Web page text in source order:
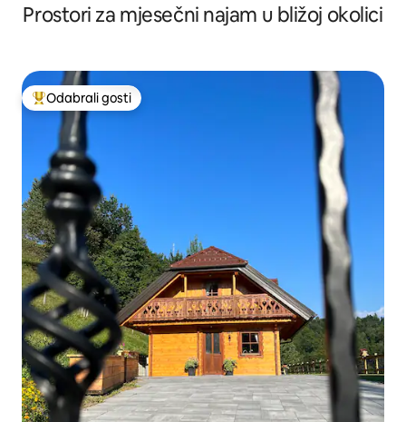
Prostori za mjesečni najam u bližoj okolici
Među najviše rangiranima s oznakom „Odabrali gosti”
Odabrali gosti